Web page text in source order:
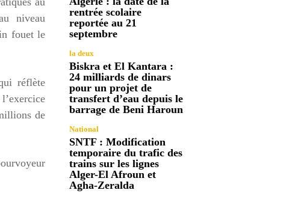
niveau
fouet le
réflète
de
rentrée scolaire
reportée au 21
septembre
la deux
Biskra et El Kantara :
24 milliards de dinars
pour un projet de
transfert d’eau depuis le
barrage de Beni Haroun
National
SNTF : Modification
temporaire du trafic des
trains sur les lignes
Alger-El Afroun et
Agha-Zeralda